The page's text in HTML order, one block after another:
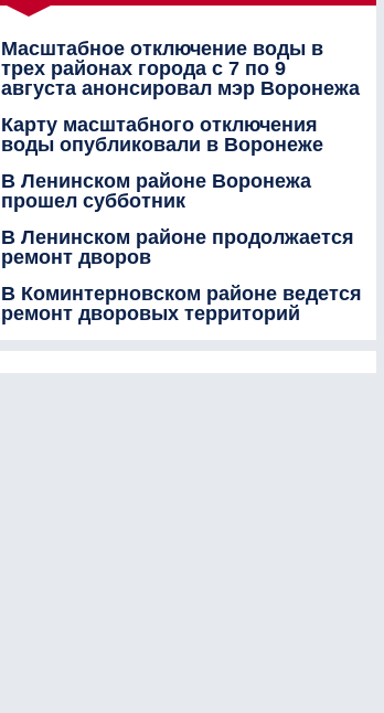
Масштабное отключение воды в
трех районах города с 7 по 9
августа анонсировал мэр Воронежа
Карту масштабного отключения
воды опубликовали в Воронеже
В Ленинском районе Воронежа
прошел субботник
В Ленинском районе продолжается
ремонт дворов
В Коминтерновском районе ведется
ремонт дворовых территорий